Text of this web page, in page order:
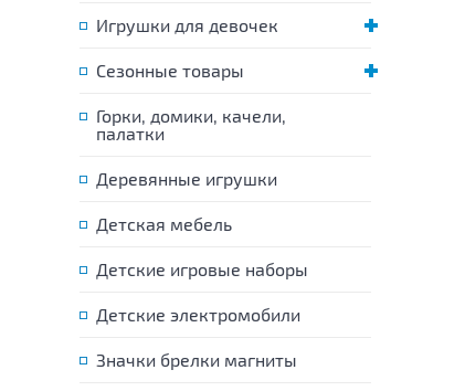
Игрушки для девочек
Сезонные товары
Горки, домики, качели,
палатки
Деревянные игрушки
Детская мебель
Детские игровые наборы
Детские электромобили
Значки брелки магниты